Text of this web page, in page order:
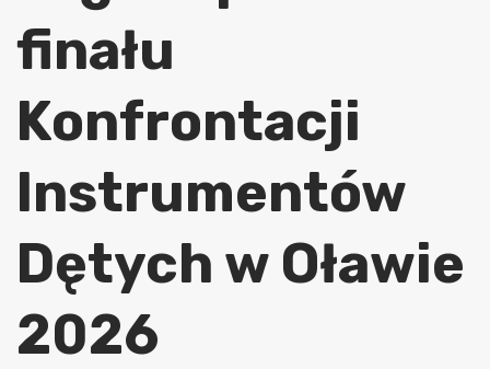
finału
Konfrontacji
Instrumentów
Dętych w Oławie
2026